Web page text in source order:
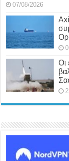
07/08/2026
Οι